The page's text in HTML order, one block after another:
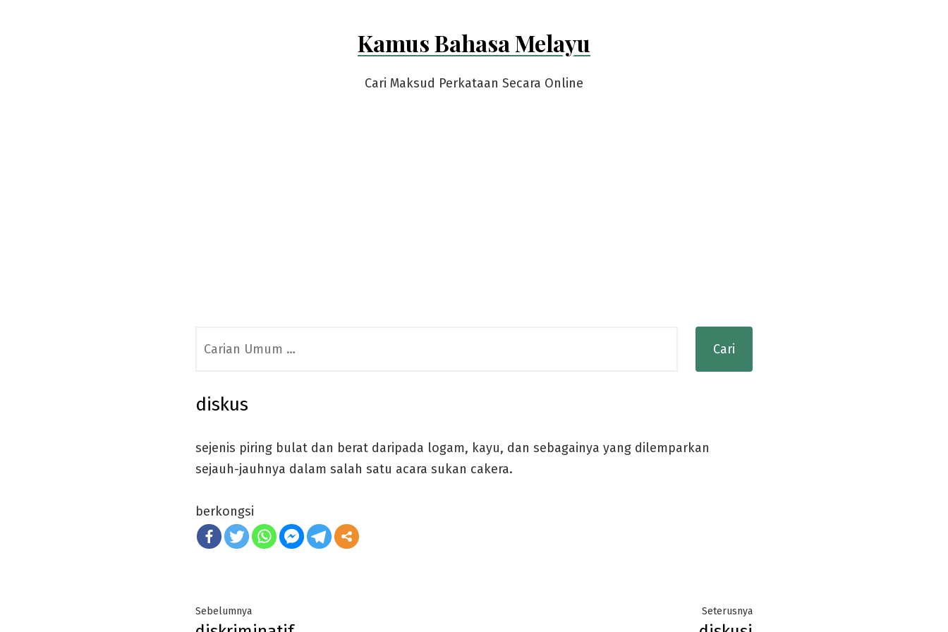
Kamus Bahasa Melayu
Cari Maksud Perkataan Secara Online
for:
diskus
sejenis piring bulat dan berat daripada logam, kayu, dan sebagainya yang dilemparkan
sejauh-jauhnya dalam salah satu acara sukan cakera.
berkongsi
Post
SebelumnyaPrevious
SeterusnyaNext